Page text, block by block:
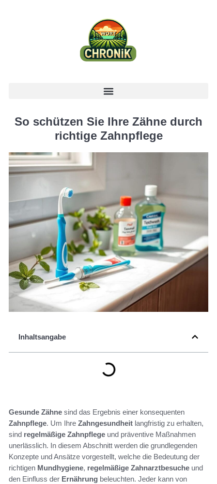
So schützen Sie Ihre Zähne durch
richtige Zahnpflege
Inhaltsangabe
Gesunde Zähne sind das Ergebnis einer konsequenten
Zahnpflege. Um Ihre Zahngesundheit langfristig zu erhalten,
sind regelmäßige Zahnpflege und präventive Maßnahmen
unerlässlich. In diesem Abschnitt werden die grundlegenden
Konzepte und Ansätze vorgestellt, welche die Bedeutung der
richtigen Mundhygiene, regelmäßige Zahnarztbesuche und
den Einfluss der Ernährung beleuchten. Jeder kann von